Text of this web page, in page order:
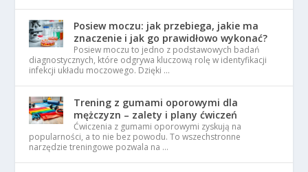
Posiew moczu: jak przebiega, jakie ma
znaczenie i jak go prawidłowo wykonać?
Posiew moczu to jedno z podstawowych badań
diagnostycznych, które odgrywa kluczową rolę w identyfikacji
infekcji układu moczowego. Dzięki …
Trening z gumami oporowymi dla
mężczyzn – zalety i plany ćwiczeń
Ćwiczenia z gumami oporowymi zyskują na
popularności, a to nie bez powodu. To wszechstronne
narzędzie treningowe pozwala na …